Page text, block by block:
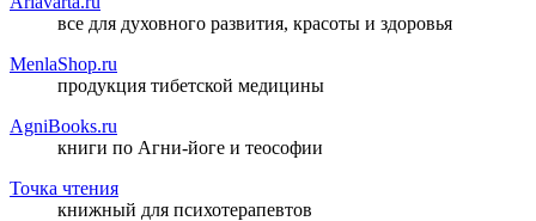
все для духовного развития, красоты и здоровья
MenlaShop.ru
продукция тибетской медицины
AgniBooks.ru
книги по Агни-йоге и теософии
Точка чтения
книжный для психотерапевтов